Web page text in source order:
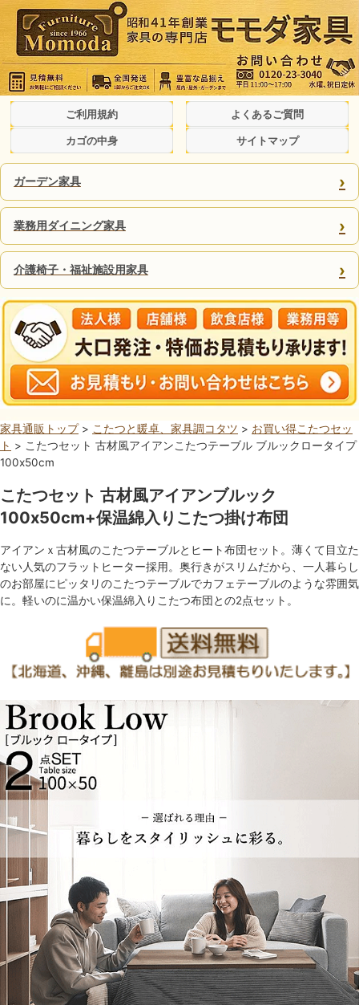
ご利用規約 よくあるご質問
カゴの中身 サイトマップ
ガーデン家具 ›
業務用ダイニング家具 ›
介護椅子・福祉施設用家具 ›
家具通販トップ> こたつと暖卓、家具調コタツ > お買い得こたつセッ
ト > こたつセット 古材風アイアンこたつテーブル ブルックロータイプ
100x50cm
こたつセット 古材風アイアンブルック
100x50cm+保温綿入りこたつ掛け布団
アイアンｘ古材風のこたつテーブルとヒート布団セット。薄くて目立た
ない人気のフラットヒーター採用。奥行きがスリムだから、一人暮らし
のお部屋にピッタリのこたつテーブルでカフェテーブルのような雰囲気
に。軽いのに温かい保温綿入りこたつ布団との2点セット。